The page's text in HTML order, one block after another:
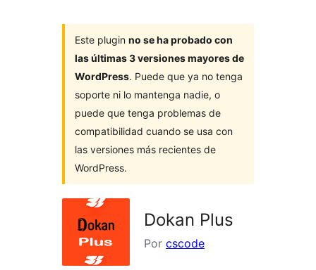
Este plugin no se ha probado con
las últimas 3 versiones mayores de
WordPress. Puede que ya no tenga
soporte ni lo mantenga nadie, o
puede que tenga problemas de
compatibilidad cuando se usa con
las versiones más recientes de
WordPress.
Dokan Plus
Por cscode